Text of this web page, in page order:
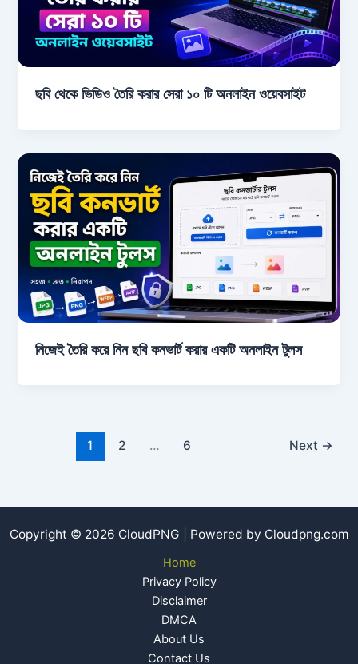
ছবি থেকে ভিডিও তৈরি করার সেরা ১০ টি অনলাইন ওয়েবসাইট
নিজেই তৈরি করে নিন ছবি কনভার্ট করার একটি অনলাইন টুলস
1 2 … 6 Next →
Copyright © 2026 CloudPNG | Powered by Cloudpng.com
Home
Privacy Policy
Disclaimer
DMCA
About Us
Contact Us